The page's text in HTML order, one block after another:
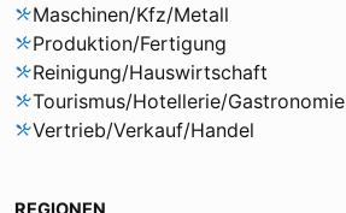
Maschinen/Kfz/Metall
Produktion/Fertigung
Reinigung/Hauswirtschaft
Tourismus/Hotellerie/Gastronomie
Vertrieb/Verkauf/Handel